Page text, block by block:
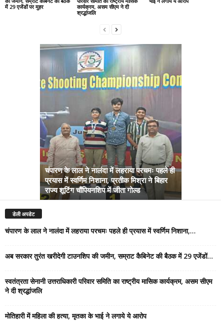
में 29 एजेंडों पर मुहर
कार्यक्रम, असम सीएम ने दी
श्रद्धांजलि
चंपारण के लाल ने नालंदा में लहराया परचमः पहले ही
प्रयास में स्वर्णिम निशाना, प्रतीक मिश्रा ने बिहार
राज्य शूटिंग चौंपियनशिप में जीता गोल्ड
डेली अपडेट
चंपारण के लाल ने नालंदा में लहराया परचमः पहले ही प्रयास में स्वर्णिम निशाना,...
अब सरकार तुरंत खरीदेगी टाउनशिप की जमीन, सम्राट कैबिनेट की बैठक में 29 एजेंडों...
स्वतंत्रता सेनानी उत्तराधिकारी परिवार समिति का राष्ट्रीय मासिक कार्यक्रम, असम सीएम
ने दी श्रद्धांजलि
मोतिहारी में महिला की हत्या, मृतका के भाई ने लगाये ये आरोप